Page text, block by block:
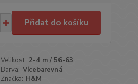
Přidat do košíku
Velikost: 2-4 m / 56-63
Barva: Vícebarevná
Značka: H&M